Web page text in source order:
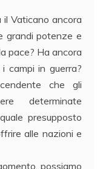
Vaticano ancora
grandi potenze e
pace? Ha ancora
campi in guerra?
che gli
determinate
presupposto
alle nazioni e
possiamo